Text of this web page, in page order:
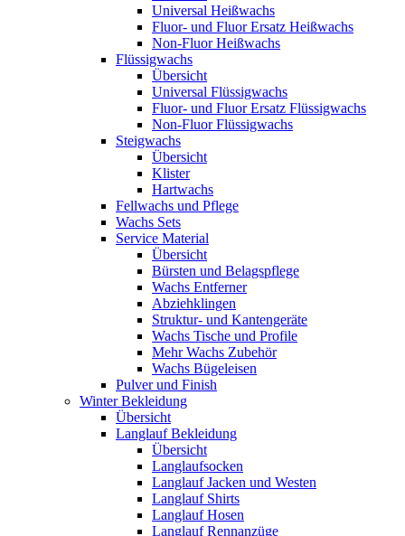
Universal Heißwachs
Fluor- und Fluor Ersatz Heißwachs
Non-Fluor Heißwachs
Flüssigwachs
Übersicht
Universal Flüssigwachs
Fluor- und Fluor Ersatz Flüssigwachs
Non-Fluor Flüssigwachs
Steigwachs
Übersicht
Klister
Hartwachs
Fellwachs und Pflege
Wachs Sets
Service Material
Übersicht
Bürsten und Belagspflege
Wachs Entferner
Abziehklingen
Struktur- und Kantengeräte
Wachs Tische und Profile
Mehr Wachs Zubehör
Wachs Bügeleisen
Pulver und Finish
Winter Bekleidung
Übersicht
Langlauf Bekleidung
Übersicht
Langlaufsocken
Langlauf Jacken und Westen
Langlauf Shirts
Langlauf Hosen
Langlauf Rennanzüge